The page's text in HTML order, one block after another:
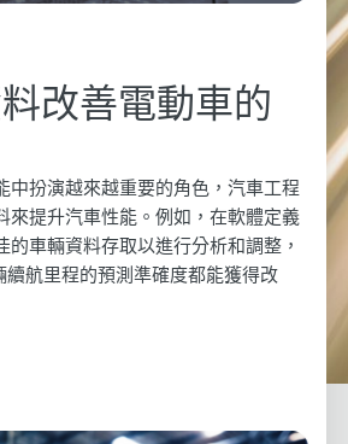
改善電動車的
中扮演越來越重要的角色，汽車工程
來提升汽車性能。例如，在軟體定義
的車輛資料存取以進行分析和調整，
續航里程的預測準確度都能獲得改